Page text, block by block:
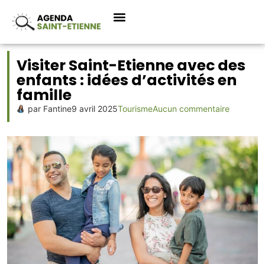
Visiter Saint-Etienne avec des
enfants : idées d’activités en
famille
par Fantine9 avril 2025TourismeAucun commentaire